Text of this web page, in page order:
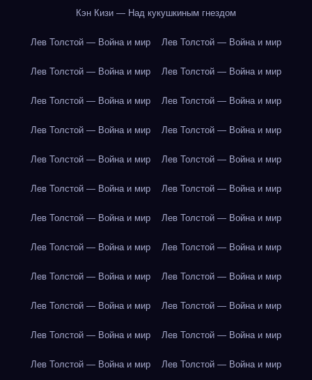
Кэн Кизи — Над кукушкиным гнездом
Лев Толстой — Война и мир Лев Толстой — Война и мир
Лев Толстой — Война и мир Лев Толстой — Война и мир
Лев Толстой — Война и мир Лев Толстой — Война и мир
Лев Толстой — Война и мир Лев Толстой — Война и мир
Лев Толстой — Война и мир Лев Толстой — Война и мир
Лев Толстой — Война и мир Лев Толстой — Война и мир
Лев Толстой — Война и мир Лев Толстой — Война и мир
Лев Толстой — Война и мир Лев Толстой — Война и мир
Лев Толстой — Война и мир Лев Толстой — Война и мир
Лев Толстой — Война и мир Лев Толстой — Война и мир
Лев Толстой — Война и мир Лев Толстой — Война и мир
Лев Толстой — Война и мир Лев Толстой — Война и мир